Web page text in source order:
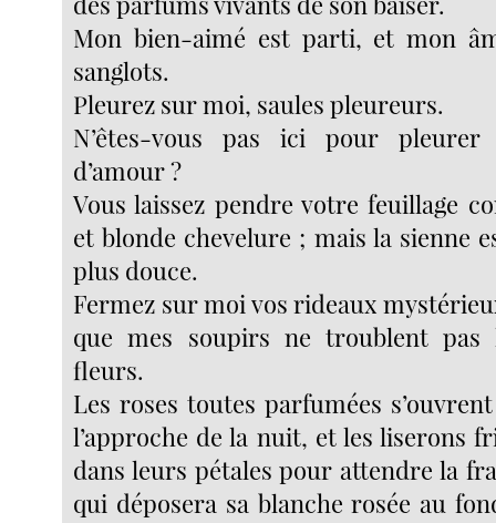
Mon bien-aimé est parti, et mon
sanglots.
Pleurez sur moi, saules pleureurs.
N’êtes-vous pas ici pour
d’amour ?
Vous laissez pendre votre feuillage
et blonde chevelure ; mais la sienne
plus douce.
Fermez sur moi vos rideaux
que mes soupirs ne troublent pas
fleurs.
Les roses toutes parfumées
l’approche de la nuit, et les liserons
dans leurs pétales pour attendre la
qui déposera sa blanche rosée au